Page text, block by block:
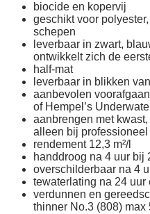
biocide en kopervij
geschikt voor
schepen
leverbaar in zwart,
ontwikkelt zich de
half-mat
leverbaar in blikken
aanbevolen
of Hempel’s
aanbrengen met
alleen bij
rendement 12,3 m²/l
handdroog na 4 uur bij
overschilderbaar na 4
tewaterlating na 24
verdunnen en
thinner No.3 (808) max